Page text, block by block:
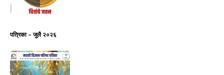
पत्रिका – जुलै २०२६